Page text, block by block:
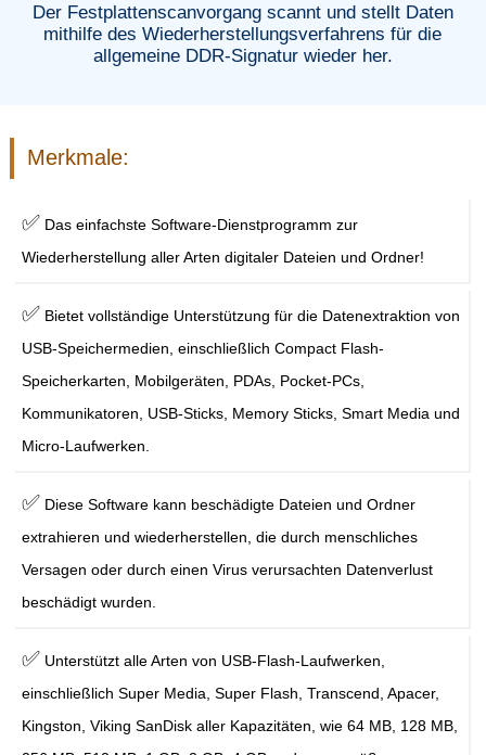
Der Festplattenscanvorgang scannt und stellt Daten
mithilfe des Wiederherstellungsverfahrens für die
allgemeine DDR-Signatur wieder her.
Merkmale:
✅ Das einfachste Software-Dienstprogramm zur
Wiederherstellung aller Arten digitaler Dateien und Ordner!
✅ Bietet vollständige Unterstützung für die Datenextraktion von
USB-Speichermedien, einschließlich Compact Flash-
Speicherkarten, Mobilgeräten, PDAs, Pocket-PCs,
Kommunikatoren, USB-Sticks, Memory Sticks, Smart Media und
Micro-Laufwerken.
✅ Diese Software kann beschädigte Dateien und Ordner
extrahieren und wiederherstellen, die durch menschliches
Versagen oder durch einen Virus verursachten Datenverlust
beschädigt wurden.
✅ Unterstützt alle Arten von USB-Flash-Laufwerken,
einschließlich Super Media, Super Flash, Transcend, Apacer,
Kingston, Viking SanDisk aller Kapazitäten, wie 64 MB, 128 MB,